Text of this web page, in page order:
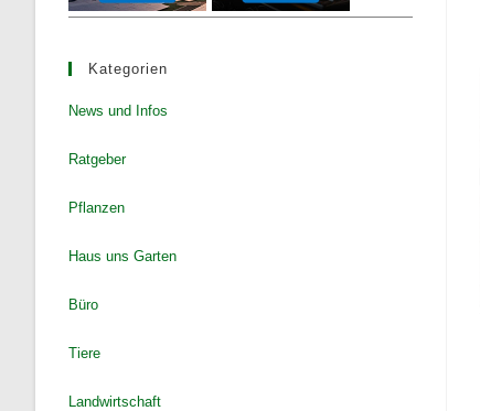
Kategorien
News und Infos
Ratgeber
Pflanzen
Haus uns Garten
Büro
Tiere
Landwirtschaft